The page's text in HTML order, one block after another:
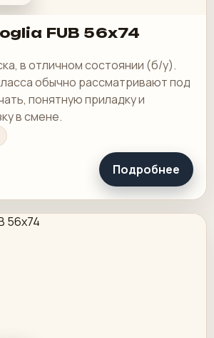
FUB 56x74
в отличном состоянии (б/у).
обычно рассматривают под
понятную приладку и
в смене.
Подробнее